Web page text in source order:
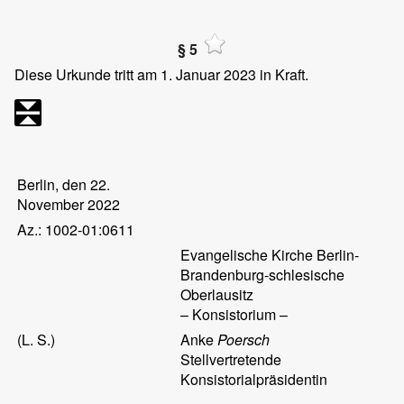
§ 5
Diese Urkunde tritt am 1. Januar 2023 in Kraft.
Berlin, den 22.
November 2022
Az.: 1002-01:0611
Evangelische Kirche Berlin-
Brandenburg-schlesische
Oberlausitz
– Konsistorium –
(L. S.)
AnkePoersch
Stellvertretende
Konsistorialpräsidentin